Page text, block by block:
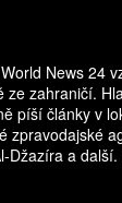
News 24
zahraničí.
píší články v
zpravodajské
Džazíra a další.